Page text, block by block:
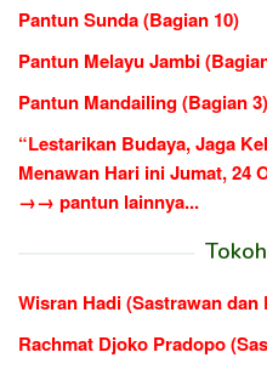
Pantun Sunda (Bagian 10)
Pantun Melayu Jambi
Pantun Mandailing (Bagian 3)
“Lestarikan Budaya, Jaga
Menawan Hari ini Jumat, 24
→→ pantun lainnya...
Wisran Hadi (Sastrawan dan
Rachmat Djoko Pradopo